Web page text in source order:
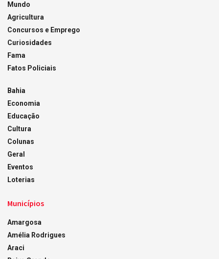
Mundo
Agricultura
Concursos e Emprego
Curiosidades
Fama
Fatos Policiais
Bahia
Economia
Educação
Cultura
Colunas
Geral
Eventos
Loterias
Municípios
Amargosa
Amélia Rodrigues
Araci